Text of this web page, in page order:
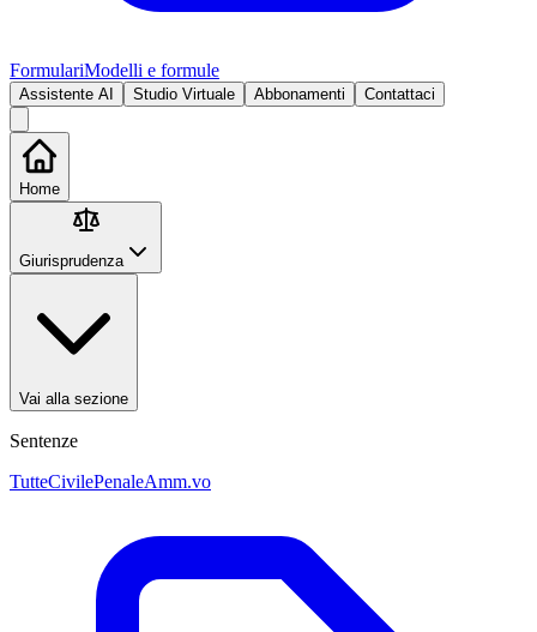
FormulariModelli e formule
Assistente AI Studio Virtuale Abbonamenti Contattaci
Home
Giurisprudenza
Vai alla sezione
Sentenze
TutteCivilePenaleAmm.vo